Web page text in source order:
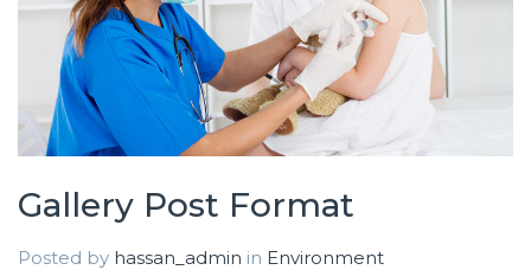
Gallery Post Format
Posted by hassan_admin in Environment